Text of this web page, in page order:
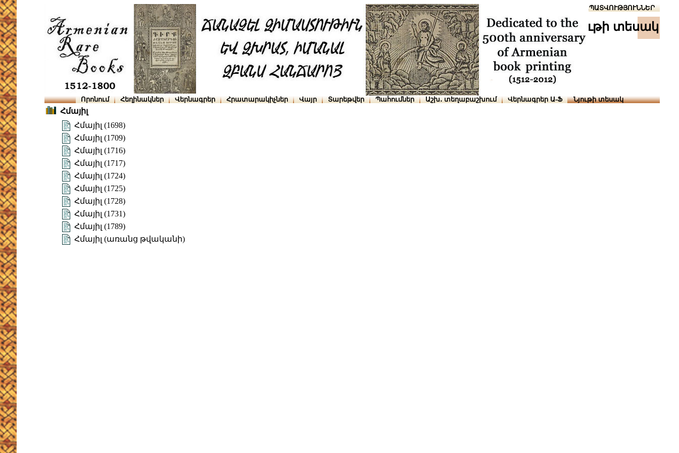
ՆԱԽԱՊԱՏՎՈՒԹՅՈՒՆՆԵՐ
նյութի տեսակ
Որոնում Հեղինակներ Վերնագրեր Հրատարակիչներ Վայր Տարեթվեր Պահումներ Աշխ․ տեղաբաշխում Վերնագրեր Ա-Ֆ Նյութի տեսակ
Հմայիլ
Հմայիլ (1698)
Հմայիլ (1709)
Հմայիլ (1716)
Հմայիլ (1717)
Հմայիլ (1724)
Հմայիլ (1725)
Հմայիլ (1728)
Հմայիլ (1731)
Հմայիլ (1789)
Հմայիլ (առանց թվականի)